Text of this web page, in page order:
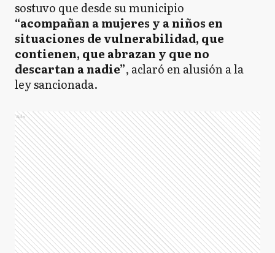
sostuvo que desde su municipio
“acompañan a mujeres y a niños en
situaciones de vulnerabilidad, que
contienen, que abrazan y que no
descartan a nadie”, aclaró en alusión a la
ley sancionada.
Ads